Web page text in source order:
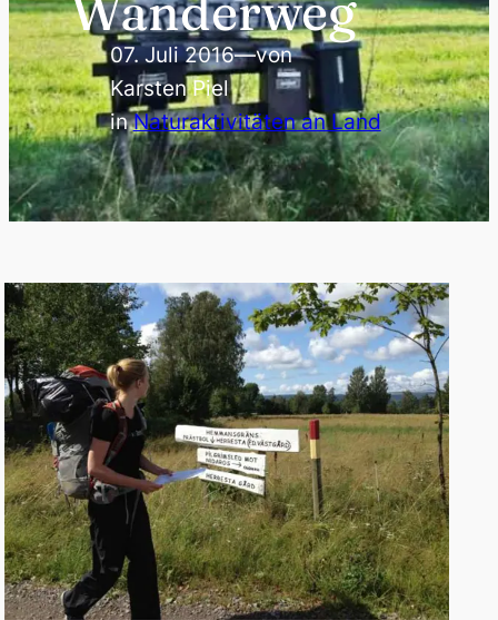
07. Juli 2016—von
Karsten Piel
inNaturaktivitäten an Land